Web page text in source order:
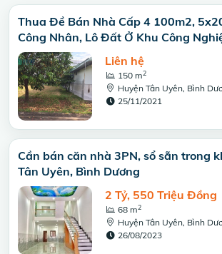
Thua Đề Bán Nhà Cấp 4 100m2,
Công Nhân, Lô Đất Ở Khu Công
Liên hệ
150 m2
Huyện Tân Uyên, Bình
25/11/2021
Cần bán căn nhà 3PN, sổ sẵn trong
Tân Uyên, Bình Dương
2 Tỷ, 550 Triệu Đồng
68 m2
Huyện Tân Uyên, Bình
26/08/2023